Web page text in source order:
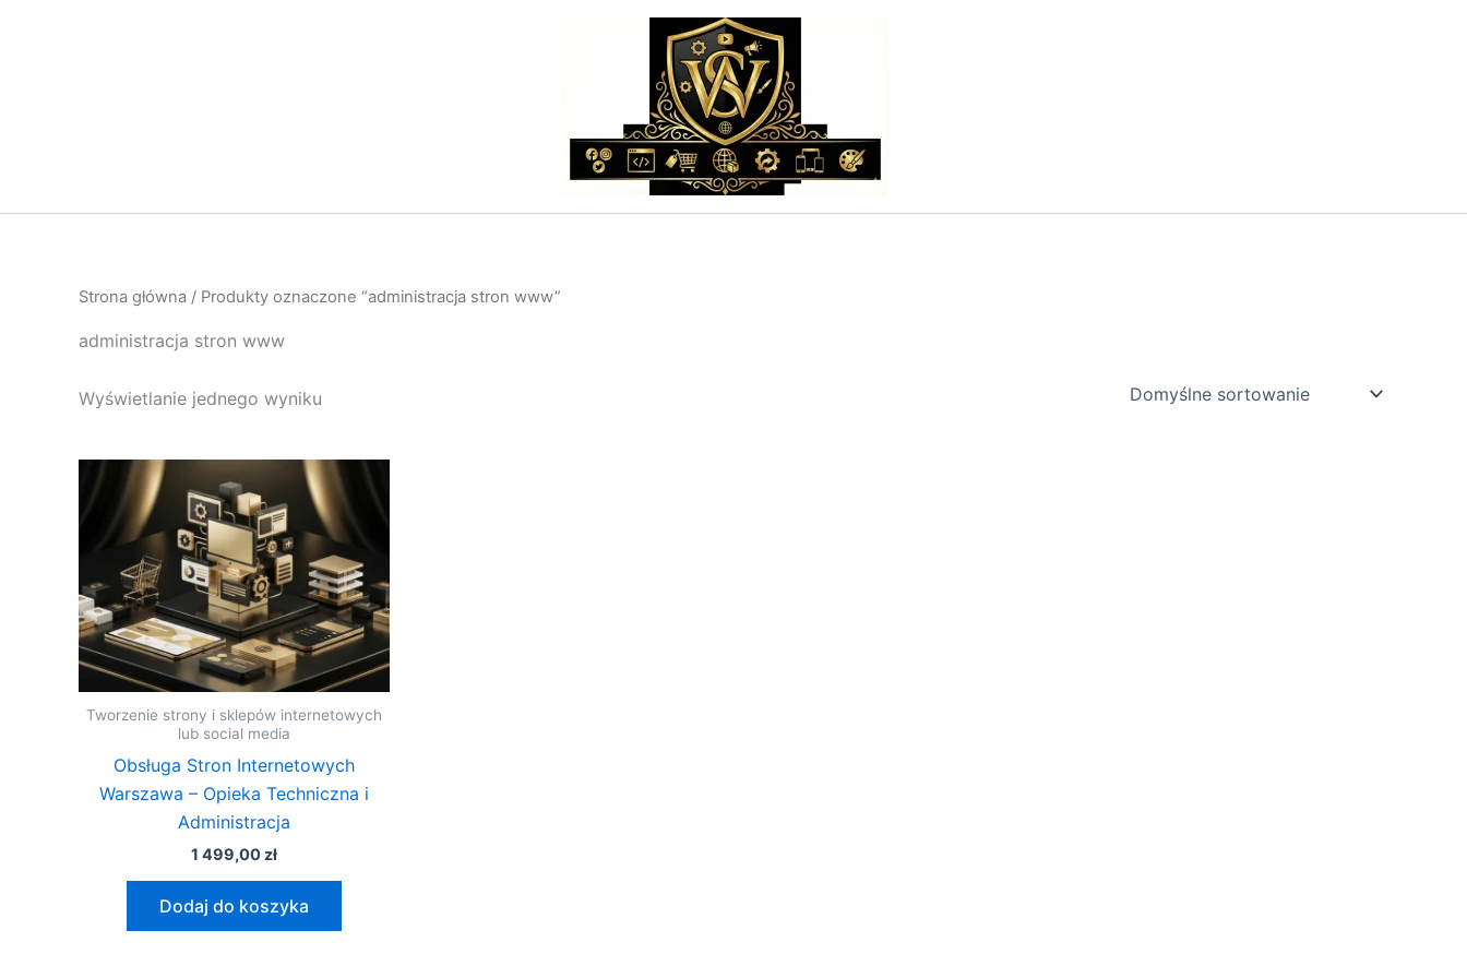
Strona główna / Produkty oznaczone “administracja stron www”
administracja stron www
Wyświetlanie jednego wyniku
Tworzenie strony i sklepów internetowych
lub social media
Obsługa Stron Internetowych
Warszawa – Opieka Techniczna i
Administracja
1 499,00 zł
Dodaj do koszyka